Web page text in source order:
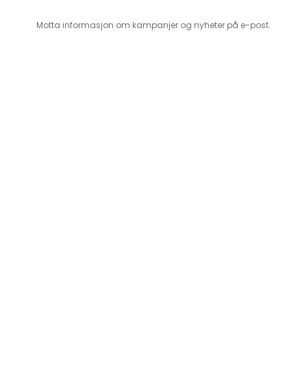
Motta informasjon om kampanjer og nyheter på e-post.